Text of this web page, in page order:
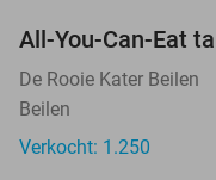
All-You-Can-Eat
De Rooie Kater Beilen
Beilen
Verkocht: 1.250